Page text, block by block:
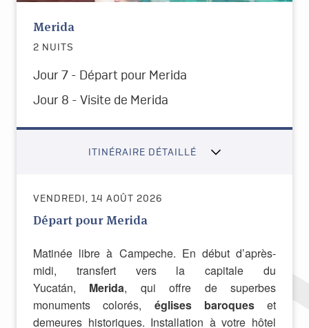
Merida
2 NUITS
Jour 7 - Départ pour Merida
Jour 8 - Visite de Merida
ITINÉRAIRE DÉTAILLÉ
VENDREDI, 14 AOÛT 2026
Départ pour Merida
Matinée libre à Campeche. En début d’après-
midi, transfert vers la capitale du
Yucatán, Merida, qui offre de superbes
monuments colorés, églises baroqueset
demeures historiques. Installation à votre hôtel